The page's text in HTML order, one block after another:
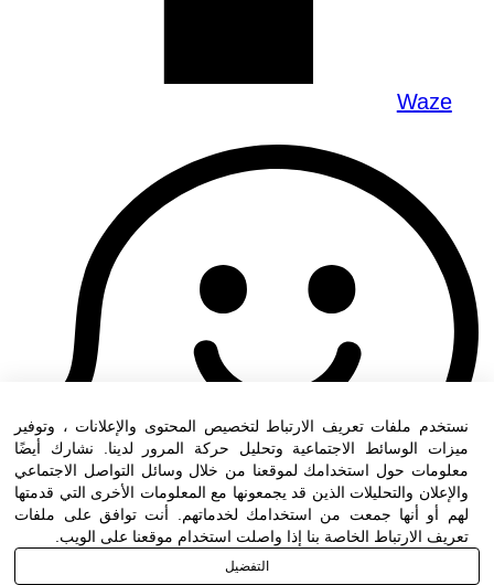
Waze
نستخدم ملفات تعريف الارتباط لتخصيص المحتوى والإعلانات ، وتوفير
ميزات الوسائط الاجتماعية وتحليل حركة المرور لدينا. نشارك أيضًا
معلومات حول استخدامك لموقعنا من خلال وسائل التواصل الاجتماعي
والإعلان والتحليلات الذين قد يجمعونها مع المعلومات الأخرى التي قدمتها
لهم أو أنها جمعت من استخدامك لخدماتهم. أنت توافق على ملفات
تعريف الارتباط الخاصة بنا إذا واصلت استخدام موقعنا على الويب.
التفضيل